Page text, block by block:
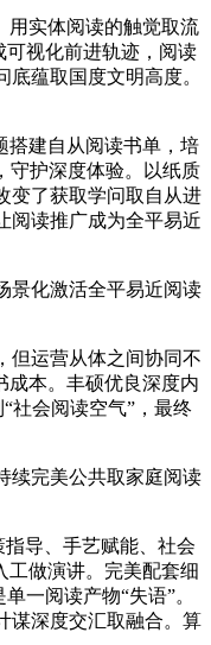
实体阅读的触觉取流
可视化前进轨迹，阅读
蕴取国度文明高度。
建自从阅读书单，培
守护深度体验。以纸质
变了获取学问取自从进
阅读推广成为全平易近
景化激活全平易近阅读
运营从体之间协同不
成本。丰硕优良深度内
社会阅读空气”，最终
续完美公共取家庭阅读
导、手艺赋能、社会
工做演讲。完美配套细
一阅读产物“失语”。
谋深度交汇取融合。算